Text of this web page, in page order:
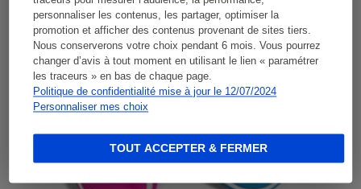
personnaliser les contenus, les partager, optimiser la
promotion et afficher des contenus provenant de sites tiers.
Nous conserverons votre choix pendant 6 mois. Vous pourrez
changer d’avis à tout moment en utilisant le lien « paramétrer
les traceurs » en bas de chaque page.
Politique de confidentialité mise à jour le 12/07/2024
Personnaliser mes choix
TOUT ACCEPTER & FERMER